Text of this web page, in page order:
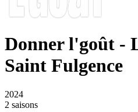
Donner l'goût -
Saint Fulgence
2024
2 saisons